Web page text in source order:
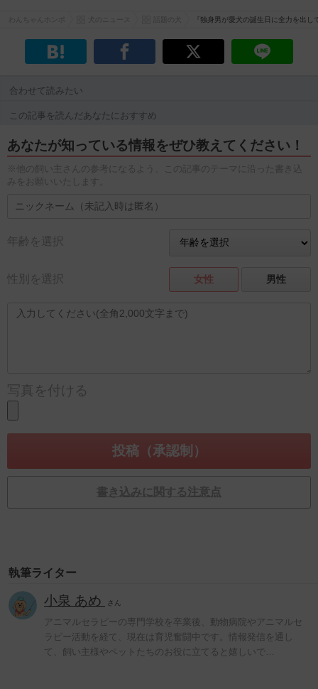
『独身男が愛犬の誕生日に全力を出
合わせて読みたい
この記事を読んだあなたにおすすめ
あなたが知っている情報をぜひ教えてください！
※他の飼い主さんの参考になるよう、この記事のテーマに沿った書き込
みをお願いいたします。
年齢を選択
性別を選択 女性 男性
写真を付ける
書き込みに関する注意点
執筆ライター
小泉 あめ さん
アニマルセラピーの専門学校を卒業後、動物病院やアニマルセ
ラピー活動を経て、現在は育児奮闘中です。情報発信を通し
て、飼い主様やペットたちのお役に立てると嬉しいで…